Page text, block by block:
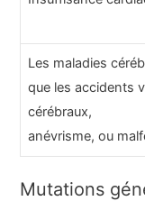
Les maladies
que les accidents
cérébraux,
anévrisme, ou
Mutations